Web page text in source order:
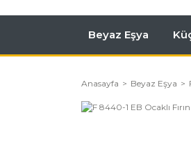
Beyaz Eşya
Anasayfa Beyaz Eşya